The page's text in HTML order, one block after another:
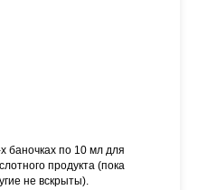
баночках по 10 мл для
продукта (пока
не вскрыты).